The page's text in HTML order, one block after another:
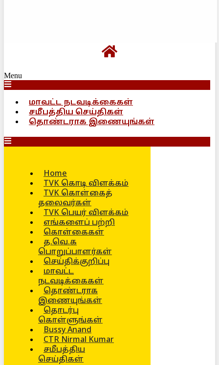
Menu
மாவட்ட நடவடிக்கைகள்
சமீபத்திய செய்திகள்
தொண்டராக இணையுங்கள்
Home
TVK கொடி விளக்கம்
TVK கொள்கைத்
தலைவர்கள்
TVK பெயர் விளக்கம்
எங்களைப் பற்றி
கொள்கைகள்
த.வெ.க
பொறுப்பாளர்கள்
செய்திக்குறிப்பு
மாவட்ட
நடவடிக்கைகள்
தொண்டராக
இணையுங்கள்
தொடர்பு
கொள்ளுங்கள்
Bussy Anand
CTR Nirmal Kumar
சமீபத்திய
செய்திகள்